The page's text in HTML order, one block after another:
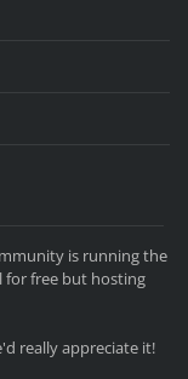
is running the
for free but hosting
really appreciate it!